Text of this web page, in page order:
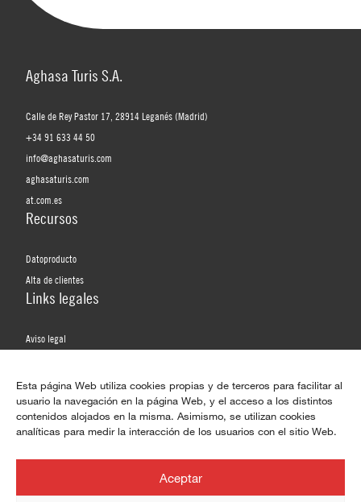
Esta página Web utiliza cookies propias y de terceros para facilitar al
usuario la navegación en la página Web, y el acceso a los distintos
contenidos alojados en la misma. Asimismo, se utilizan cookies
analíticas para medir la interacción de los usuarios con el sitio Web.
Aceptar
Aghasa Turis S.A.
Calle de Rey Pastor 17, 28914 Leganés (Madrid)
+34 91 633 44 50
info@aghasaturis.com
aghasaturis.com
at.com.es
Recursos
Datoproducto
Alta de clientes
Links legales
Aviso legal
Política de privacidad de redes sociales
Política de cookies
Redes sociales
Facebook